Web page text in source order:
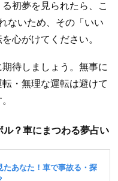
初夢を見られたら、こ
ないため、その「いい
心がけてください。
待しましょう。無事に
・無理な運転は避けて
？車にまつわる夢占い